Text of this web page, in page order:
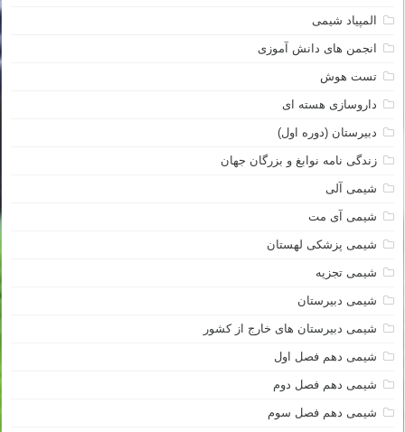
المپیاد شیمی
انجمن های دانش آموزی
تست هوش
داروسازی هسته ای
دبیرستان (دوره اول)
زندگی نامه نوابغ و بزرگان جهان
شیمی آلی
شیمی آی مت
شیمی پزشکی لهستان
شیمی تجزیه
شیمی دبیرستان
شیمی دبیرستان های خارج از کشور
شیمی دهم فصل اول
شیمی دهم فصل دوم
شیمی دهم فصل سوم